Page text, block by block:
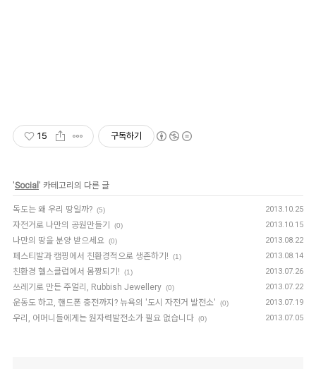
15 구독하기
'Social ' 카테고리의 다른 글
독도는 왜 우리 땅일까? (5) 2013.10.25
자전거로 나만의 공원만들기 (0) 2013.10.15
나만의 땅을 분양 받으세요 (0) 2013.08.22
페스티발과 캠핑에서 친환경적으로 생존하기! (1) 2013.08.14
친환경 헬스클럽에서 몸짱되기! (1) 2013.07.26
쓰레기로 만든 주얼리, Rubbish Jewellery (0) 2013.07.22
운동도 하고, 핸드폰 충전까지? 뉴욕의 '도시 자전거 발전소' (0) 2013.07.19
우리, 어머니들에게는 원자력발전소가 필요 없습니다 (0) 2013.07.05